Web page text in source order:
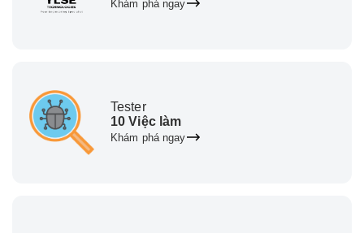
Khám phá ngay
Tester
10 Việc làm
Khám phá ngay